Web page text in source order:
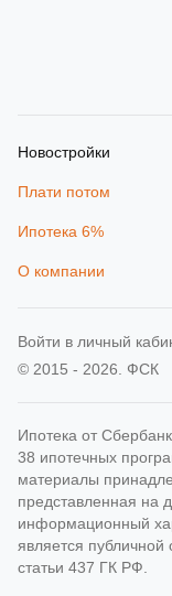
Новостройки
Плати потом
Ипотека 6%
О компании
© 2015 - 2026. ФСК
Ипотека от
38 ипотечных
материалы
представленная на
информационный
является
статьи 437 ГК РФ.
Войти в личный